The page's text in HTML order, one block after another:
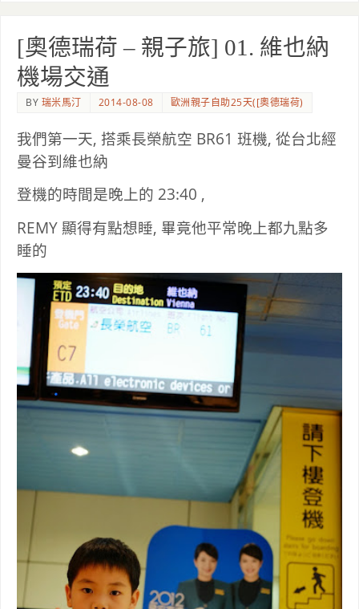
[奧德瑞荷 – 親子旅] 01. 維也納
機場交通
BY 瑞米馬汀 2014-08-08 歐洲親子自助25天([奧德瑞荷)
我們第一天, 搭乘長榮航空 BR61 班機, 從台北經
曼谷到維也納
登機的時間是晚上的 23:40 ,
REMY 顯得有點想睡, 畢竟他平常晚上都九點多
睡的